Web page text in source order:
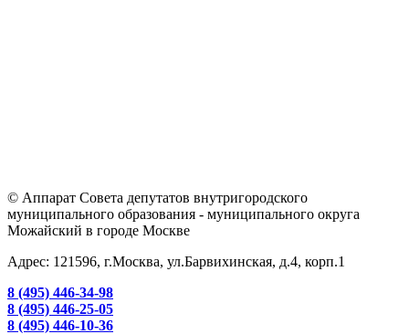
© Аппарат Совета депутатов внутригородского
муниципального образования - муниципального округа
Можайский в городе Москве
Адрес: 121596, г.Москва, ул.Барвихинская, д.4, корп.1
8 (495) 446-34-98
8 (495) 446-25-05
8 (495) 446-10-36